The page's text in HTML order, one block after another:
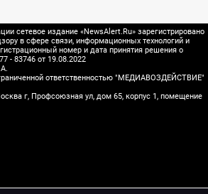
сетевое издание «NewsAlert.Ru» зарегистрировано
в сфере связи, информационных технологий и
номер и дата принятия решения о
- 83746 от 19.08.2022
ответственностью "МЕДИАВОЗДЕЙСТВИЕ"
г, Профсоюзная ул, дом 65, корпус 1, помещение